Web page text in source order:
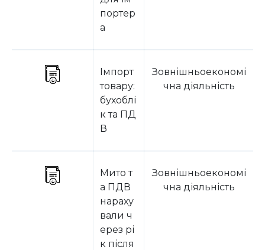
портер
а
Імпорт
товару:
бухоблі
к та ПД
В
Зовнішньоекономі
чна діяльність
Мито т
а ПДВ
нараху
вали ч
ерез рі
к після
Зовнішньоекономі
чна діяльність